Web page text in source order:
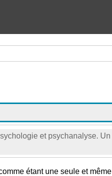
et psychanalyse. Un
étant une seule et même